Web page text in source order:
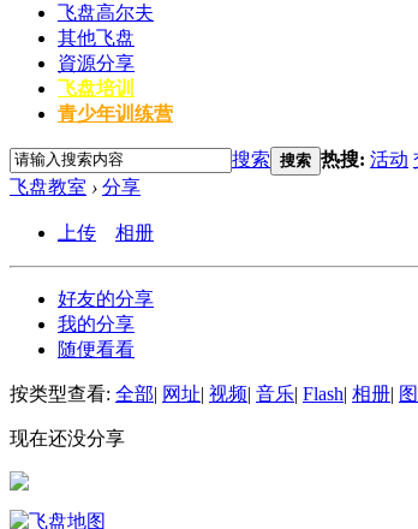
飞盘高尔夫
其他飞盘
資源分享
飞盘培训
青少年训练营
搜索 搜索 热搜: 活动
飞盘教室 › 分享
上传 相册
好友的分享
我的分享
随便看看
按类型查看: 全部| 网址| 视频| 音乐| Flash| 相册|
现在还没分享